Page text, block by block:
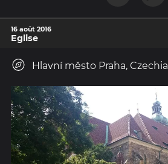
16 août 2016
Eglise
Hlavní město Praha, Czechia